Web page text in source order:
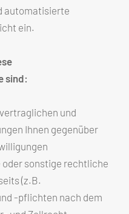
automatisierte
ein.
sind:
und
Ihnen gegenüber
sonstige rechtliche
(z.B.
-pflichten nach dem